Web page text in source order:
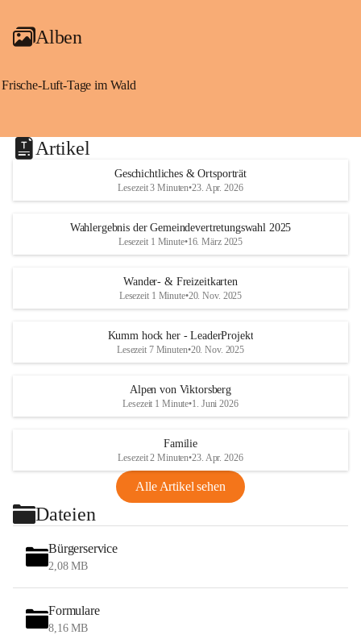
Alben
Frische-Luft-Tage im Wald
Artikel
Geschichtliches & Ortsporträt
Lesezeit 3 Minuten•23. Apr. 2026
Wahlergebnis der Gemeindevertretungswahl 2025
Lesezeit 1 Minute•16. März 2025
Wander- & Freizeitkarten
Lesezeit 1 Minute•20. Nov. 2025
Kumm hock her - LeaderProjekt
Lesezeit 7 Minuten•20. Nov. 2025
Alpen von Viktorsberg
Lesezeit 1 Minute•1. Juni 2026
Familie
Lesezeit 2 Minuten•23. Apr. 2026
Alle Artikel sehen
Dateien
Bürgerservice
2,08 MB
Formulare
8,16 MB